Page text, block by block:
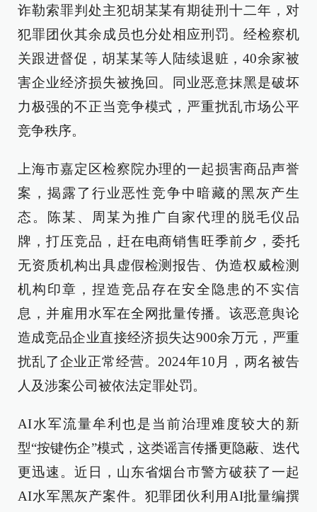
诈勒索罪判处主犯胡某某有期徒刑十二年，对
犯罪团伙其余成员也分处相应刑罚。经检察机
关跟进督促，胡某某等人陆续退赃，40余家被
害企业经济损失被挽回。同业恶意抹黑是破坏
力极强的不正当竞争模式，严重扰乱市场公平
竞争秩序。
上海市嘉定区检察院办理的一起损害商品声誉
案，揭露了行业恶性竞争中暗藏的黑灰产生
态。陈某、周某为推广自家代理的脱毛仪品
牌，打压竞品，赶在电商销售旺季前夕，委托
无资质机构出具虚假检测报告、伪造权威检测
机构印章，捏造竞品存在安全隐患的不实信
息，并雇用水军在全网批量传播。该恶意舆论
造成竞品企业直接经济损失达900余万元，严重
扰乱了企业正常经营。2024年10月，两名被告
人及涉案公司被依法定罪处罚。
AI水军流量牟利也是当前治理难度较大的新
型“按键伤企”模式，这类谣言传播更隐蔽、迭代
更迅速。近日，山东省烟台市警方破获了一起
AI水军黑灰产案件。犯罪团伙利用AI批量编撰